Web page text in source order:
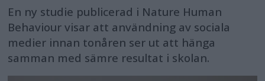
En ny studie publicerad i Nature Human
Behaviour visar att användning av sociala
medier innan tonåren ser ut att hänga
samman med sämre resultat i skolan.